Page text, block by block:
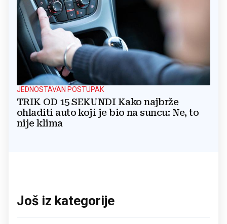
JEDNOSTAVAN POSTUPAK
TRIK OD 15 SEKUNDI Kako najbrže
ohladiti auto koji je bio na suncu: Ne, to
nije klima
Još iz kategorije